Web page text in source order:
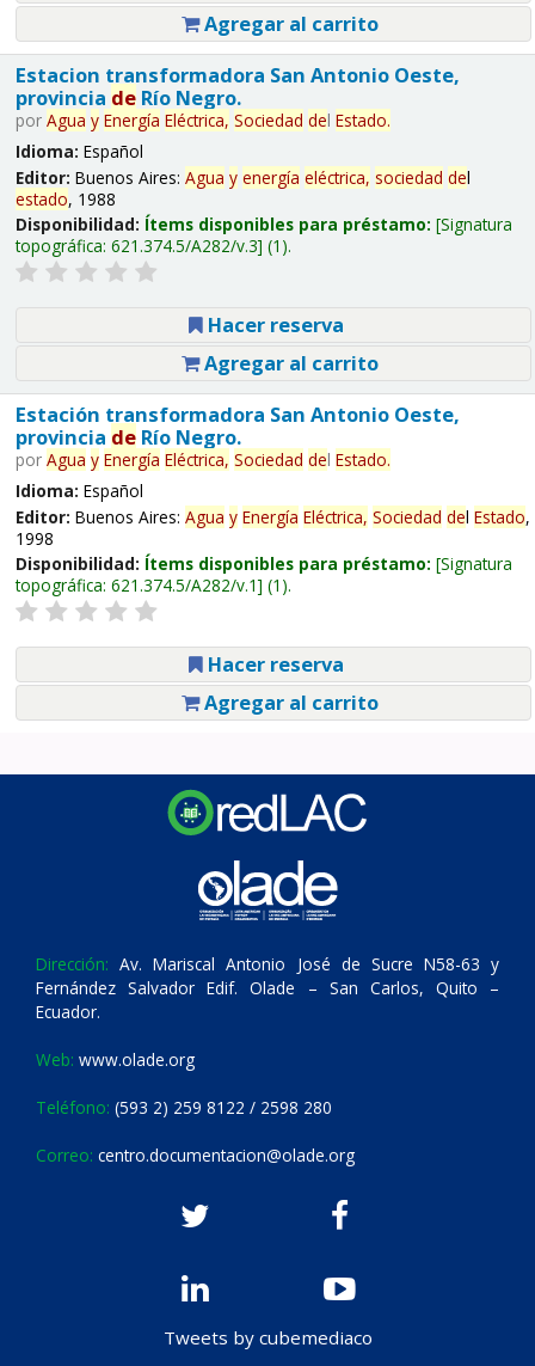
Agregar al carrito
Estacion transformadora San Antonio Oeste,
provincia deRío Negro.
por Agua y Energía Eléctrica, Sociedad del Estado.
Idioma: Español
Editor: Buenos Aires: Agua y energía eléctrica, sociedad del
estado, 1988
Disponibilidad: Ítems disponibles para préstamo: Signatura
topográfica: 621.374.5/A282/v.3 (1).
Hacer reserva
Agregar al carrito
Estación transformadora San Antonio Oeste,
provincia deRío Negro.
por Agua y Energía Eléctrica, Sociedad del Estado.
Idioma: Español
Editor: Buenos Aires: Agua y Energía Eléctrica, Sociedad del Estado,
1998
Disponibilidad: Ítems disponibles para préstamo: Signatura
topográfica: 621.374.5/A282/v.1 (1).
Hacer reserva
Agregar al carrito
Dirección: Av. Mariscal Antonio José de Sucre N58-63 y
Fernández Salvador Edif. Olade – San Carlos, Quito –
Ecuador.
Web: www.olade.org
Teléfono: (593 2) 259 8122 / 2598 280
Correo: centro.documentacion@olade.org
Tweets by cubemediaco